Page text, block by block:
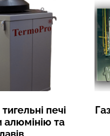
печі
алюмінію та